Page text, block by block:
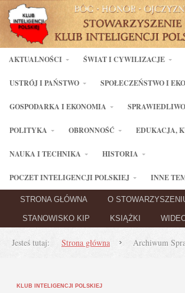
AKTUALNOŚCI ŚWIAT I CYWILIZACJE
USTRÓJ I PAŃSTWO SPOŁECZEŃSTWO I
GOSPODARKA I EKONOMIA
POLITYKA OBRONNOŚĆ EDUKACJA,
NAUKA I TECHNIKA HISTORIA
POCZET INTELIGENCJI POLSKIEJ INNE
STRONA GŁÓWNA O
STANOWISKO KIP KSIĄŻKI
Jesteś tutaj: Strona główna Archiwum
KLUB INTELIGENCJI POLSKIEJ